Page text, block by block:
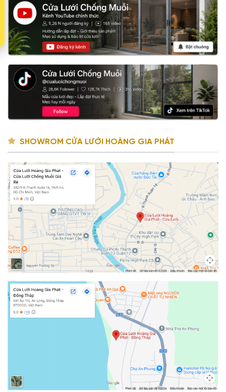
SHOWROM CỬA LƯỚI HOÀNG GIA PHÁT